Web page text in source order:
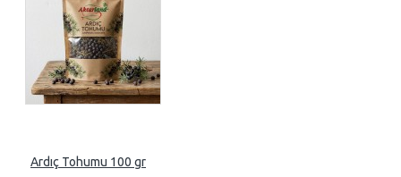
Ardıç Tohumu 100 gr